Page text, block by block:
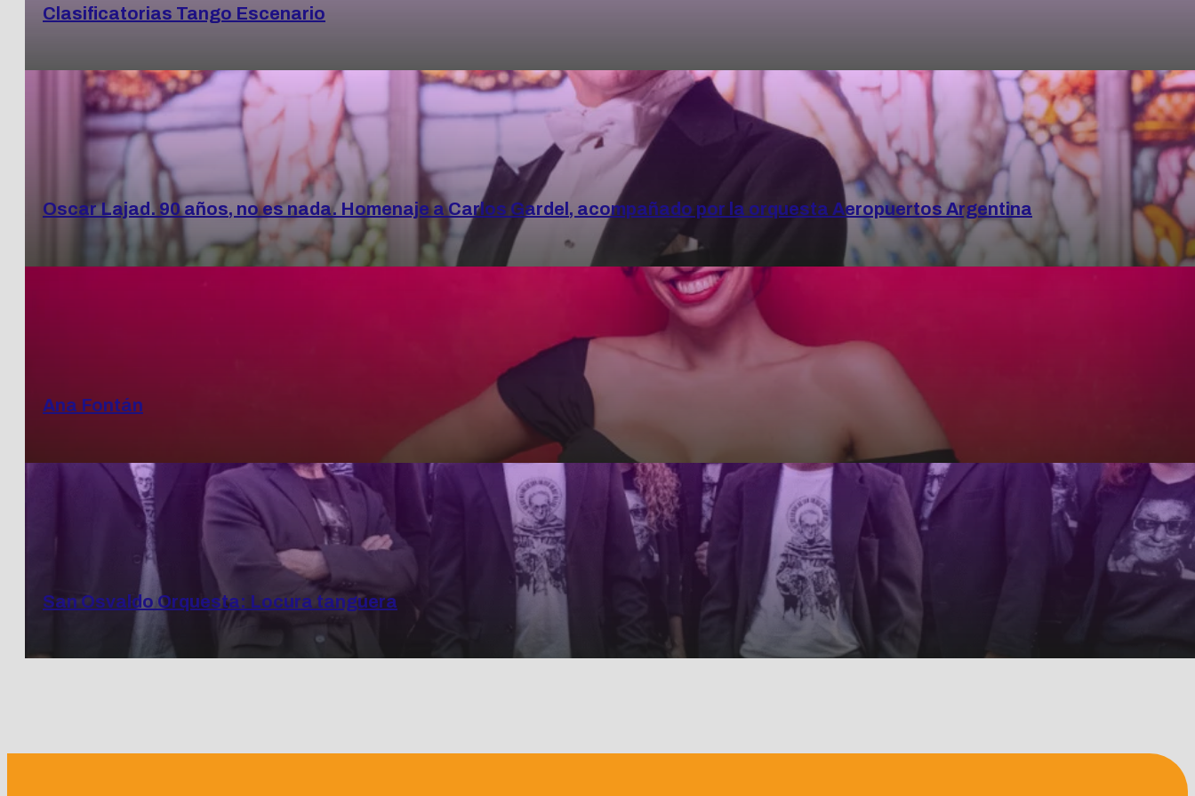
Clasificatorias Tango Escenario
Oscar Lajad. 90 años, no es nada. Homenaje a Carlos Gardel, acompañado por la orquesta Aeropuertos Argentina
Ana Fontán
San Osvaldo Orquesta: Locura tanguera